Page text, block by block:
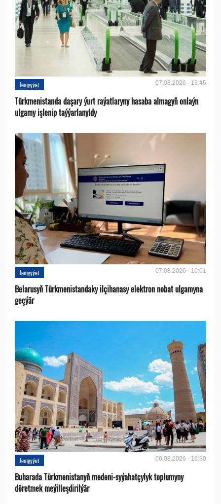
Jemgyýet 07.08.2026 - 13:45
Türkmenistanda daşary ýurt raýatlaryny hasaba almagyň onlaýn
ulgamy işlenip taýýarlanyldy
Jemgyýet 07.08.2026 - 10:01
Belarusyň Türkmenistandaky ilçihanasy elektron nobat ulgamyna
geçýär
Jemgyýet 06.08.2026 - 16:30
Buharada Türkmenistanyň medeni-syýahatçylyk toplumyny
döretmek meýilleşdirilýär